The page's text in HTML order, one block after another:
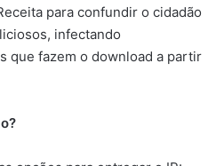
para confundir o cidadão
infectando
que fazem o download a partir